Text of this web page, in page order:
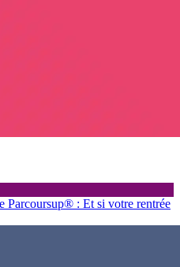
Parcoursup® : Et si votre rentrée